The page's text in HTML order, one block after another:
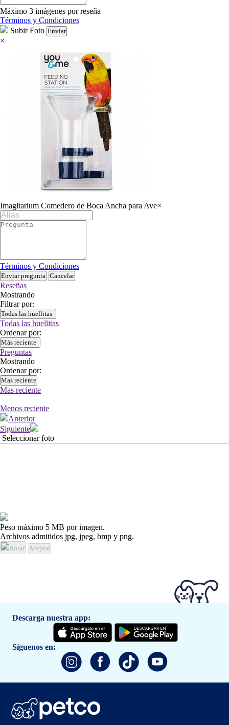
Máximo 3 imágenes por reseña
Términos y Condiciones
Subir Foto Enviar
×
Imagitarium Comedero de Boca Ancha para Ave×
Términos y Condiciones
Enviar pregunta Cancelar
Reseñas
Mostrando
Filtrar por:
Todas las huellitas
Todas las huellitas
Ordenar por:
Más reciente
Preguntas
Mostrando
Ordenar por:
Mas reciente
Mas reciente
Menos reciente
Anterior
Siguiente
Seleccionar foto
Peso máximo 5 MB por imagen.
Archivos admitidos jpg, jpeg, bmp y png.
Rotar Aceptar
Descarga nuestra app:
Síguenos en: